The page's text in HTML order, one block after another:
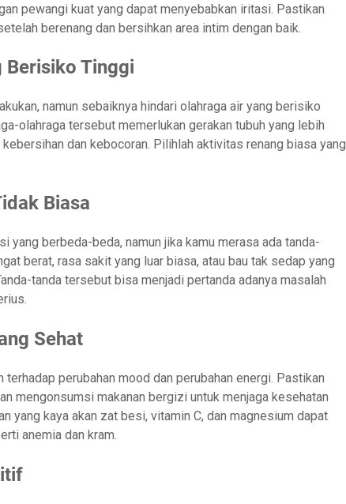
pewangi kuat yang dapat menyebabkan iritasi. Pastikan
berenang dan bersihkan area intim dengan baik.
Berisiko Tinggi
namun sebaiknya hindari olahraga air yang berisiko
olahraga tersebut memerlukan gerakan tubuh yang lebih
dan kebocoran. Pilihlah aktivitas renang biasa yang
Biasa
yang berbeda-beda, namun jika kamu merasa ada tanda-
berat, rasa sakit yang luar biasa, atau bau tak sedap yang
tanda tersebut bisa menjadi pertanda adanya masalah
Sehat
perubahan mood dan perubahan energi. Pastikan
mengonsumsi makanan bergizi untuk menjaga kesehatan
yang kaya akan zat besi, vitamin C, dan magnesium dapat
anemia dan kram.